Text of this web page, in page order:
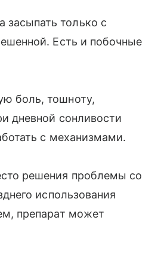
только с
Есть и побочные
боль, тошноту,
дневной сонливости
с механизмами.
решения проблемы со
использования
препарат может